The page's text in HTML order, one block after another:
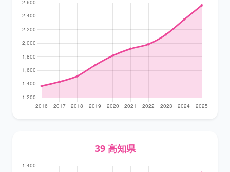
39 高知県